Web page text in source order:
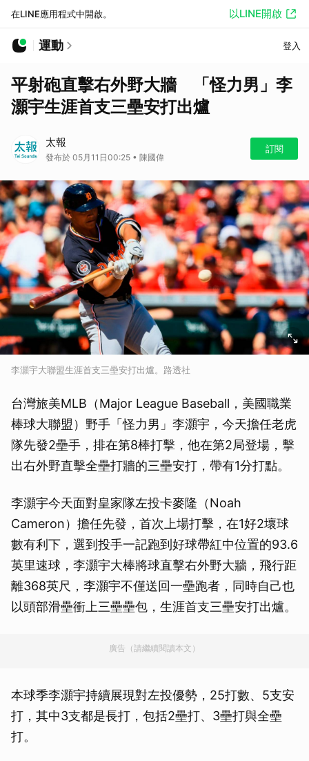
在LINE應用程式中開啟。 以LINE開啟
運動 登入
平射砲直擊右外野大牆 「怪力男」李
灝宇生涯首支三壘安打出爐
太報
發布於 05月11日00:25 • 陳國偉
訂閱
李灝宇大聯盟生涯首支三壘安打出爐。路透社
台灣旅美MLB（Major League Baseball，美國職業
棒球大聯盟）野手「怪力男」李灝宇，今天擔任老虎
隊先發2壘手，排在第8棒打擊，他在第2局登場，擊
出右外野直擊全壘打牆的三壘安打，帶有1分打點。
李灝宇今天面對皇家隊左投卡麥隆（Noah
Cameron）擔任先發，首次上場打擊，在1好2壞球
數有利下，選到投手一記跑到好球帶紅中位置的93.6
英里速球，李灝宇大棒將球直擊右外野大牆，飛行距
離368英尺，李灝宇不僅送回一壘跑者，同時自己也
以頭部滑壘衝上三壘壘包，生涯首支三壘安打出爐。
廣告（請繼續閱讀本文）
本球季李灝宇持續展現對左投優勢，25打數、5支安
打，其中3支都是長打，包括2壘打、3壘打與全壘
打。